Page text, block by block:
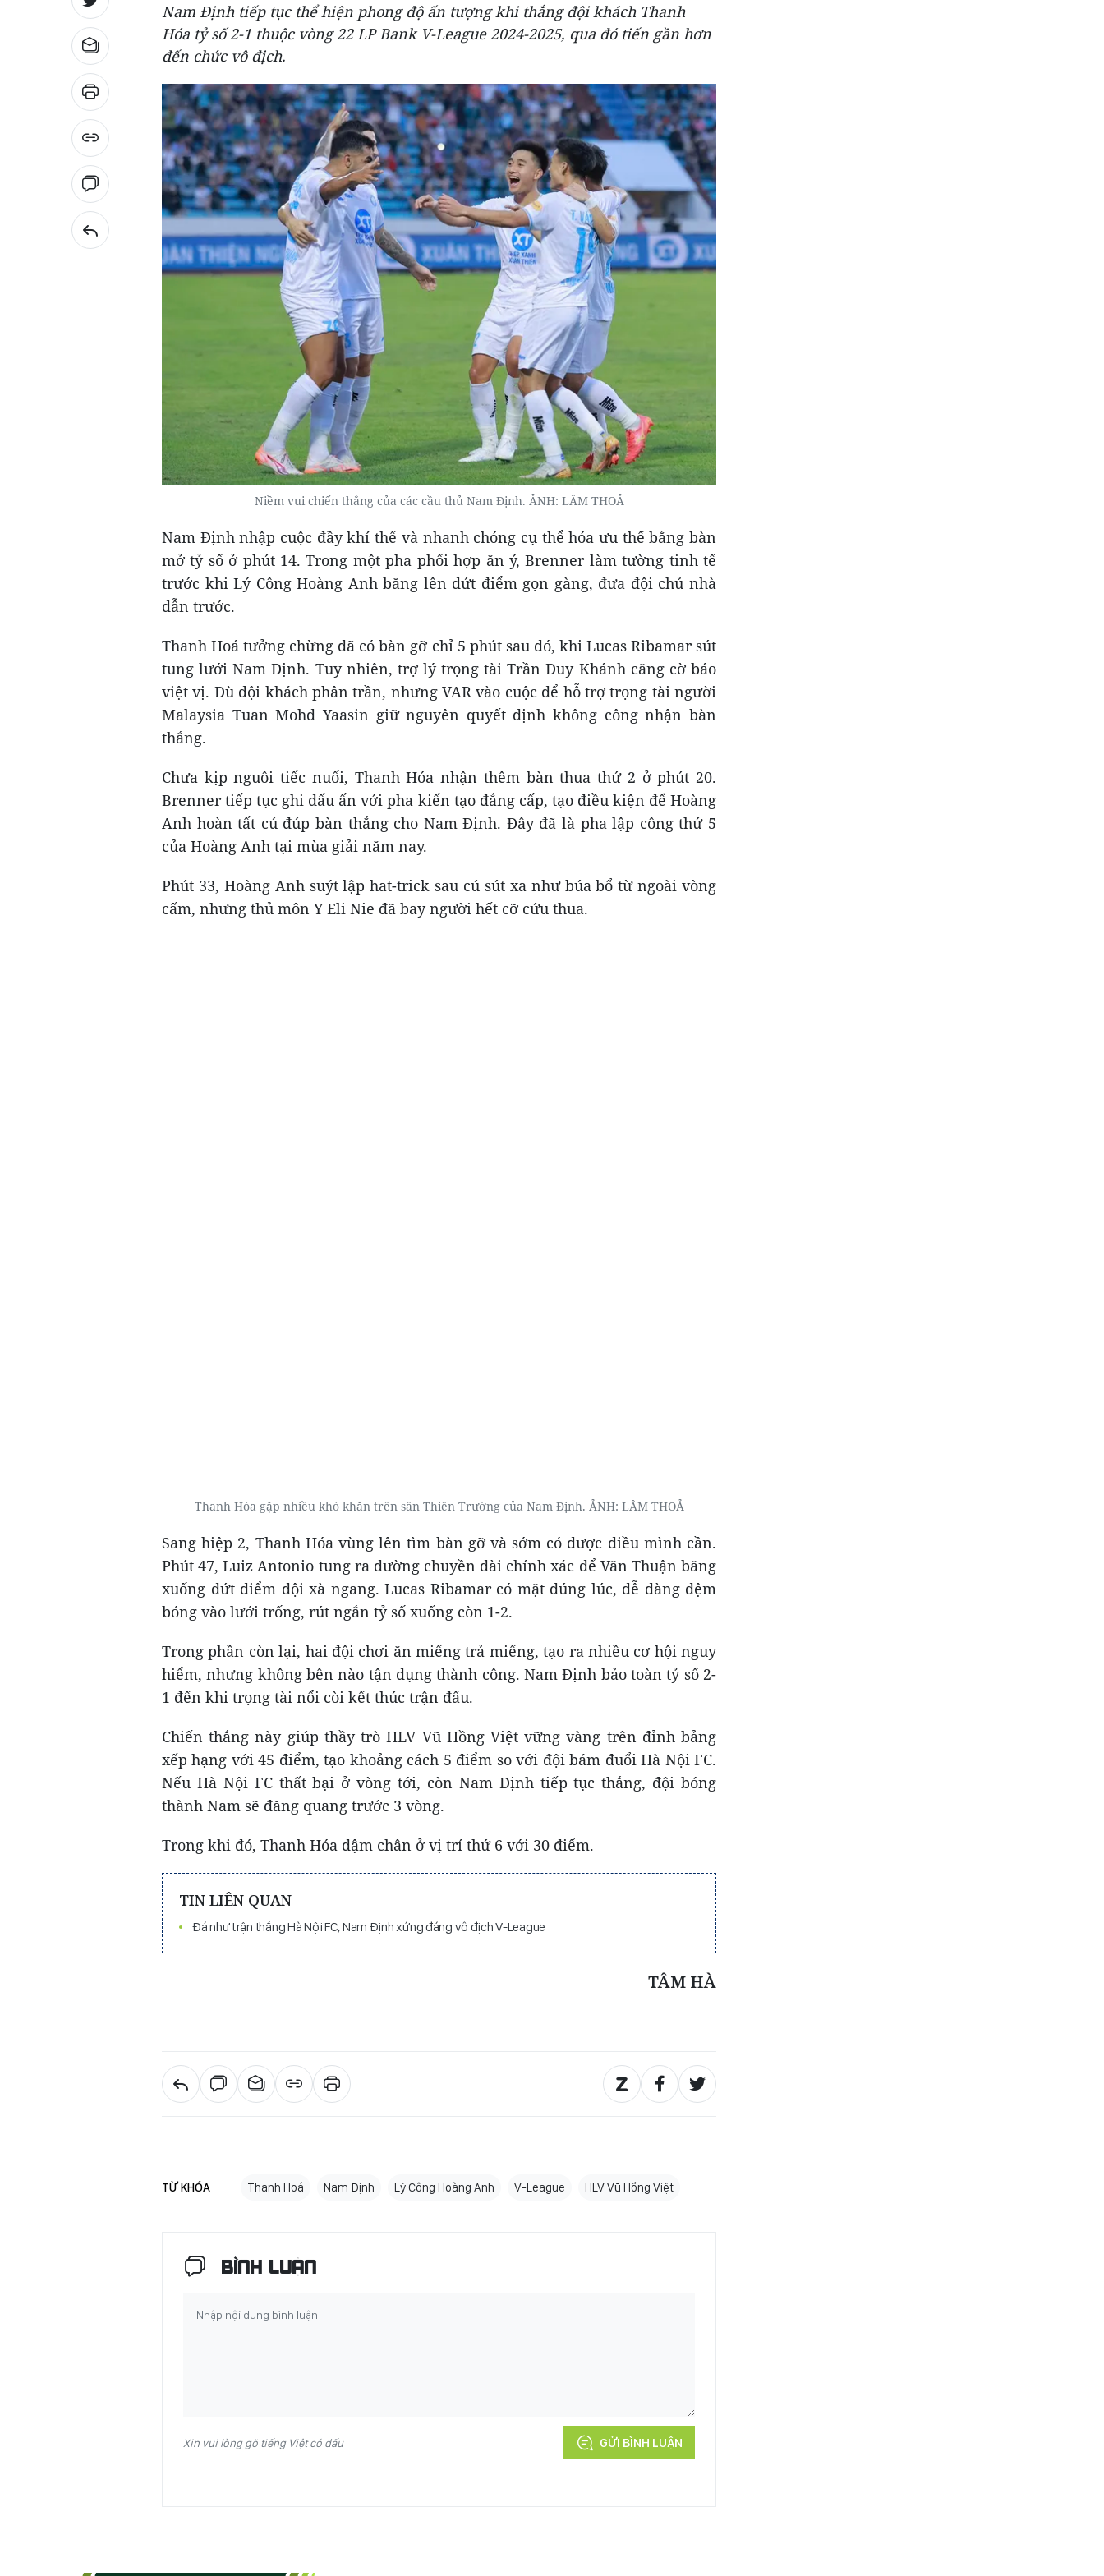
Nam Định tiếp tục thể hiện phong độ ấn tượng khi thắng đội khách Thanh
Hóa tỷ số 2-1 thuộc vòng 22 LP Bank V-League 2024-2025, qua đó tiến gần hơn
đến chức vô địch.
Niềm vui chiến thắng của các cầu thủ Nam Định. ẢNH: LÂM THOẢ
Nam Định nhập cuộc đầy khí thế và nhanh chóng cụ thể hóa ưu thế bằng bàn
mở tỷ số ở phút 14. Trong một pha phối hợp ăn ý, Brenner làm tường tinh tế
trước khi Lý Công Hoàng Anh băng lên dứt điểm gọn gàng, đưa đội chủ nhà
dẫn trước.
Thanh Hoá tưởng chừng đã có bàn gỡ chỉ 5 phút sau đó, khi Lucas Ribamar sút
tung lưới Nam Định. Tuy nhiên, trợ lý trọng tài Trần Duy Khánh căng cờ báo
việt vị. Dù đội khách phân trần, nhưng VAR vào cuộc để hỗ trợ trọng tài người
Malaysia Tuan Mohd Yaasin giữ nguyên quyết định không công nhận bàn
thắng.
Chưa kịp nguôi tiếc nuối, Thanh Hóa nhận thêm bàn thua thứ 2 ở phút 20.
Brenner tiếp tục ghi dấu ấn với pha kiến tạo đẳng cấp, tạo điều kiện để Hoàng
Anh hoàn tất cú đúp bàn thắng cho Nam Định. Đây đã là pha lập công thứ 5
của Hoàng Anh tại mùa giải năm nay.
Phút 33, Hoàng Anh suýt lập hat-trick sau cú sút xa như búa bổ từ ngoài vòng
cấm, nhưng thủ môn Y Eli Nie đã bay người hết cỡ cứu thua.
Thanh Hóa gặp nhiều khó khăn trên sân Thiên Trường của Nam Định. ẢNH: LÂM THOẢ
Sang hiệp 2, Thanh Hóa vùng lên tìm bàn gỡ và sớm có được điều mình cần.
Phút 47, Luiz Antonio tung ra đường chuyền dài chính xác để Văn Thuận băng
xuống dứt điểm dội xà ngang. Lucas Ribamar có mặt đúng lúc, dễ dàng đệm
bóng vào lưới trống, rút ngắn tỷ số xuống còn 1-2.
Trong phần còn lại, hai đội chơi ăn miếng trả miếng, tạo ra nhiều cơ hội nguy
hiểm, nhưng không bên nào tận dụng thành công. Nam Định bảo toàn tỷ số 2-
1 đến khi trọng tài nổi còi kết thúc trận đấu.
Chiến thắng này giúp thầy trò HLV Vũ Hồng Việt vững vàng trên đỉnh bảng
xếp hạng với 45 điểm, tạo khoảng cách 5 điểm so với đội bám đuổi Hà Nội FC.
Nếu Hà Nội FC thất bại ở vòng tới, còn Nam Định tiếp tục thắng, đội bóng
thành Nam sẽ đăng quang trước 3 vòng.
Trong khi đó, Thanh Hóa dậm chân ở vị trí thứ 6 với 30 điểm.
TIN LIÊN QUAN
Đá như trận thắng Hà Nội FC, Nam Định xứng đáng vô địch V-League
TÂM HÀ
TỪ KHÓA Thanh Hoá Nam Định Lý Công Hoàng Anh V-League HLV Vũ Hồng Việt
BÌNH LUẬN
Xin vui lòng gõ tiếng Việt có dấu GỬI BÌNH LUẬN